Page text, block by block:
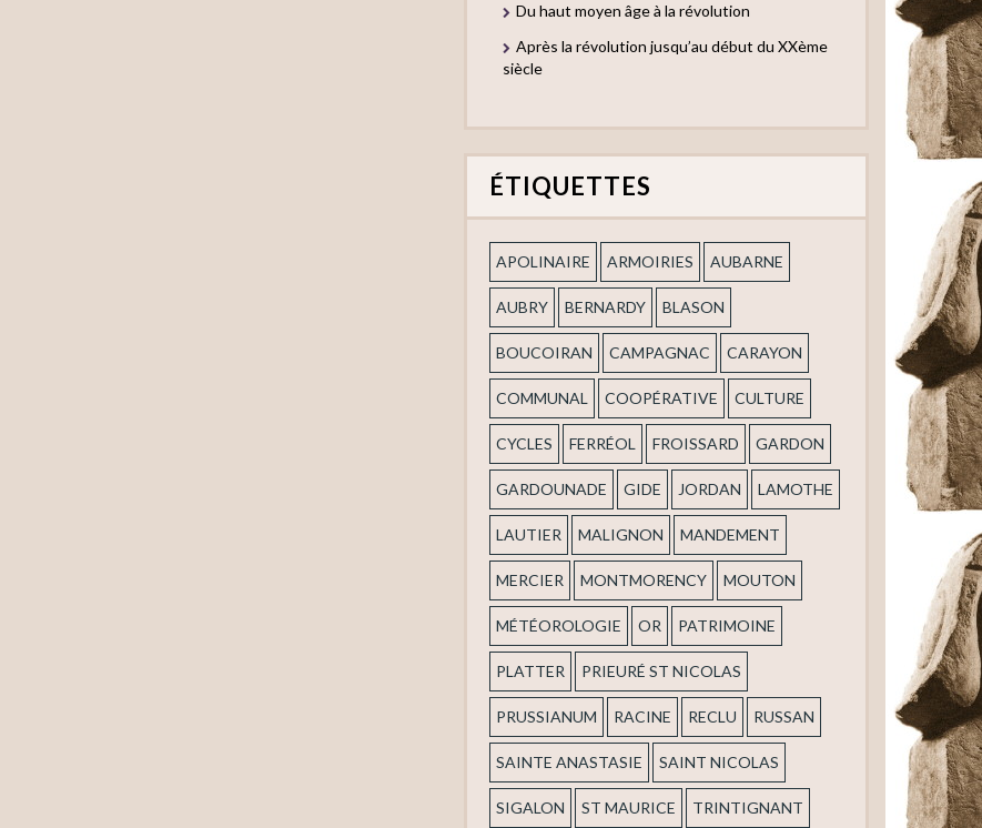
Du haut moyen âge à la révolution
Après la révolution jusqu’au début du XXème
siècle
ÉTIQUETTES
APOLINAIRE ARMOIRIES AUBARNE
AUBRY BERNARDY BLASON
BOUCOIRAN CAMPAGNAC CARAYON
COMMUNAL COOPÉRATIVE CULTURE
CYCLES FERRÉOL FROISSARD GARDON
GARDOUNADE GIDE JORDAN LAMOTHE
LAUTIER MALIGNON MANDEMENT
MERCIER MONTMORENCY MOUTON
MÉTÉOROLOGIE OR PATRIMOINE
PLATTER PRIEURÉ ST NICOLAS
PRUSSIANUM RACINE RECLU RUSSAN
SAINTE ANASTASIE SAINT NICOLAS
SIGALON ST MAURICE TRINTIGNANT